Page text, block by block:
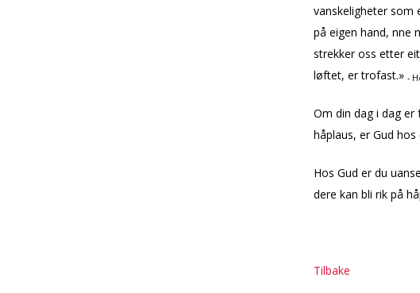
vanskeligheter som
på eigen hand, finne
strekker oss etter
løftet, er trofast.» -
Om din dag i dag er
håplaus, er Gud hos
Hos Gud er du
dere kan bli rik på
Tilbake